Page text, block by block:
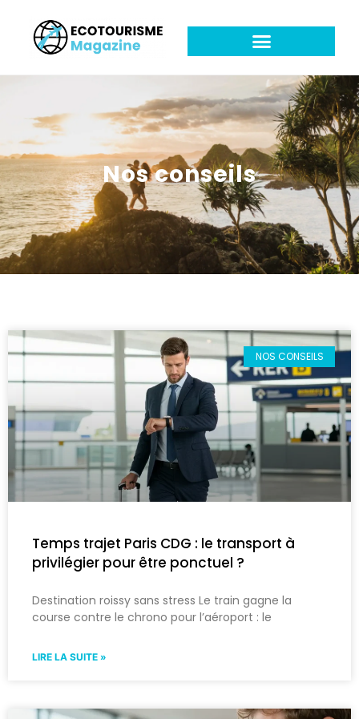
Nos conseils
NOS CONSEILS
Temps trajet Paris CDG : le transport à
privilégier pour être ponctuel ?
Destination roissy sans stress Le train gagne la
course contre le chrono pour l’aéroport : le
LIRE LA SUITE »